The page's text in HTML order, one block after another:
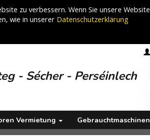
zu verbessern. Wenn Sie unsere Website
wie in unserer Datenschutzerklärung
- Sécher - Perséinlech
Vermietung Gebrauchtmaschinen